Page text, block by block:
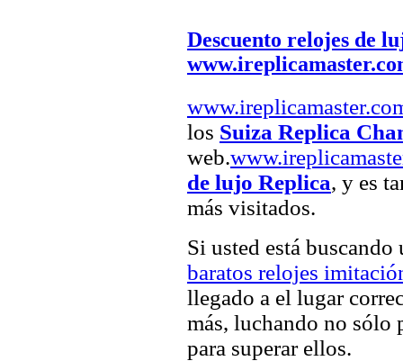
Descuento relojes de
los Suiza Replica
web.
de lujo Replica, y es
más visitados.
Si usted está
baratos relojes
llegado a el lugar
más, luchando no sólo
para superar ellos.